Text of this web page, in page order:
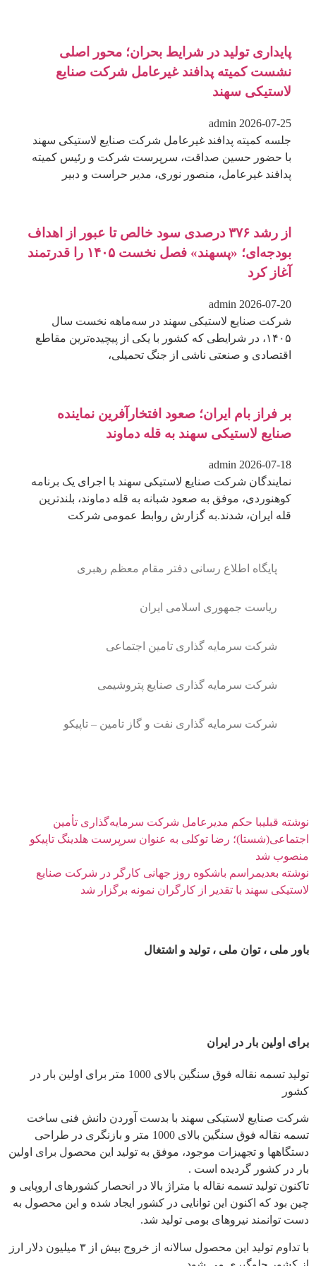
پایداری تولید در شرایط بحران؛ محور اصلی
نشست کمیته پدافند غیرعامل شرکت صنایع
لاستیکی سهند
admin 2026-07-25
جلسه کمیته پدافند غیرعامل شرکت صنایع لاستیکی سهند
با حضور حسین صداقت، سرپرست شرکت و رئیس کمیته
پدافند غیرعامل، منصور نوری، مدیر حراست و دبیر
از رشد ۳۷۶ درصدی سود خالص تا عبور از اهداف
بودجه‌ای؛ «پسهند» فصل نخست ۱۴۰۵ را قدرتمند
آغاز کرد
admin 2026-07-20
شرکت صنایع لاستیکی سهند در سه‌ماهه نخست سال
۱۴۰۵، در شرایطی که کشور با یکی از پیچیده‌ترین مقاطع
اقتصادی و صنعتی ناشی از جنگ تحمیلی،
بر فراز بام ایران؛ صعود افتخارآفرین نماینده
صنایع لاستیکی سهند به قله دماوند
admin 2026-07-18
نمایندگان شرکت صنایع لاستیکی سهند با اجرای یک برنامه
کوهنوردی، موفق به صعود شبانه به قله دماوند، بلندترین
قله ایران، شدند.به گزارش روابط عمومی شرکت
پایگاه اطلاع رسانی دفتر مقام معظم رهبری
ریاست جمهوری اسلامی ایران
شرکت سرمایه گذاری تامین اجتماعی
شرکت سرمایه گذاری صنایع پتروشیمی
شرکت سرمایه گذاری نفت و گاز تامین – تاپیکو
نوشته قبلیبا حکم مدیرعامل شرکت سرمایه‌گذاری تأمین
اجتماعی(شستا)؛ رضا توکلی به عنوان سرپرست هلدینگ تاپیکو
منصوب شد
نوشته بعدیمراسم باشکوه روز جهانی کارگر در شرکت صنایع
لاستیکی سهند با تقدیر از کارگران نمونه برگزار شد
باور ملی ، توان ملی ، تولید و اشتغال
برای اولین بار در ایران
تولید تسمه نقاله فوق سنگین بالای 1000 متر برای اولین بار در
کشور
شرکت صنایع لاستیکی سهند با بدست آوردن دانش فنی ساخت
تسمه نقاله فوق سنگین بالای 1000 متر و بازنگری در طراحی
دستگاهها و تجهیزات موجود، موفق به تولید این محصول برای اولین
بار در کشور گردیده است .
تاکنون تولید تسمه نقاله با متراژ بالا در انحصار کشورهای اروپایی و
چین بود که اکنون این توانایی در کشور ایجاد شده و این محصول به
دست توانمند نیروهای بومی تولید شد.
با تداوم تولید این محصول سالانه از خروج بیش از ۳ میلیون دلار ارز